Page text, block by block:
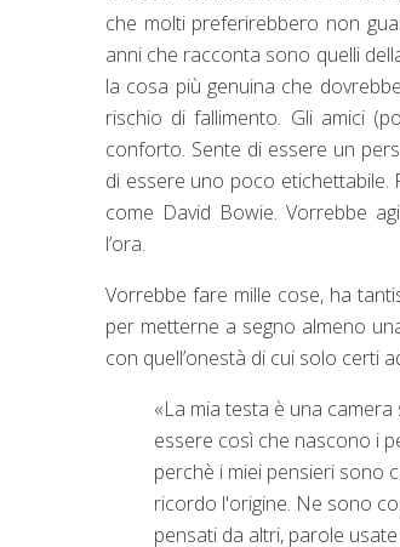
che molti preferirebbero non
anni che racconta sono quelli
la cosa più genuina che
rischio di fallimento. Gli amici
conforto. Sente di essere un
di essere uno poco etichettabile.
come David Bowie. Vorrebbe
l’ora.
Vorrebbe fare mille cose, ha
per metterne a segno almeno
con quell’onestà di cui solo certi
«La mia testa è una
essere così che nascono i
perchè i miei pensieri sono
ricordo l'origine. Ne sono
pensati da altri, parole